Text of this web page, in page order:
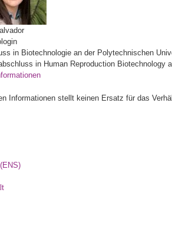
in Biotechnologie an der Polytechnischen
in Human Reproduction
Informationen stellt keinen Ersatz für das